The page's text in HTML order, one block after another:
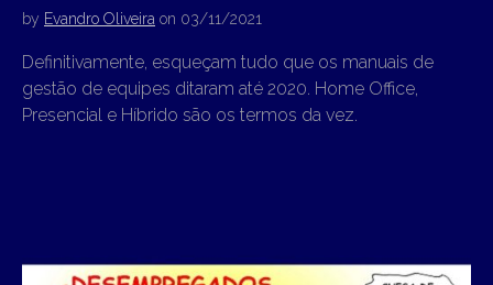
by Evandro Oliveira on 03/11/2021
Definitivamente, esqueçam tudo que os manuais de
gestão de equipes ditaram até 2020. Home Office,
Presencial e Híbrido são os termos da vez.